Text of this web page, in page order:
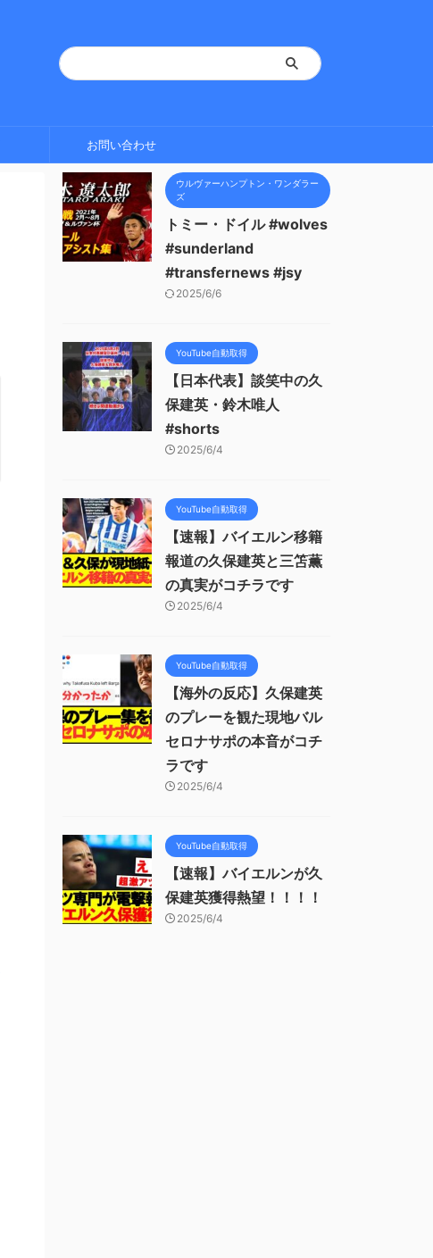
お問い合わせ
ウルヴァーハンプトン・ワンダラー
ズ
トミー・ドイル #wolves
#sunderland
#transfernews #jsy
2025/6/6
YouTube自動取得
【日本代表】談笑中の久
保建英・鈴木唯人
#shorts
2025/6/4
YouTube自動取得
【速報】バイエルン移籍
報道の久保建英と三笘薫
の真実がコチラです
2025/6/4
YouTube自動取得
【海外の反応】久保建英
のプレーを観た現地バル
セロナサポの本音がコチ
ラです
2025/6/4
YouTube自動取得
【速報】バイエルンが久
保建英獲得熱望！！！！
2025/6/4